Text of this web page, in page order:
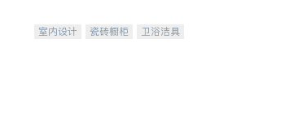
室内设计 瓷砖橱柜
卫浴洁具